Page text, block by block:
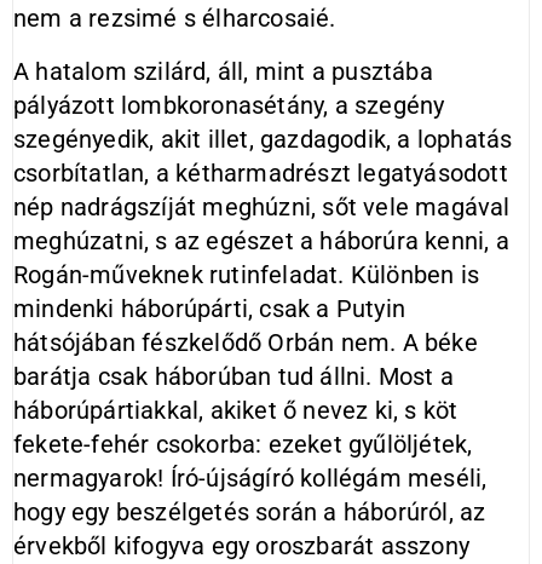
nem a rezsimé s élharcosaié.
A hatalom szilárd, áll, mint a pusztába
pályázott lombkoronasétány, a szegény
szegényedik, akit illet, gazdagodik, a lophatás
csorbítatlan, a kétharmadrészt legatyásodott
nép nadrágszíját meghúzni, sőt vele magával
meghúzatni, s az egészet a háborúra kenni, a
Rogán-műveknek rutinfeladat. Különben is
mindenki háborúpárti, csak a Putyin
hátsójában fészkelődő Orbán nem. A béke
barátja csak háborúban tud állni. Most a
háborúpártiakkal, akiket ő nevez ki, s köt
fekete-fehér csokorba: ezeket gyűlöljétek,
nermagyarok! Író-újságíró kollégám meséli,
hogy egy beszélgetés során a háborúról, az
érvekből kifogyva egy oroszbarát asszony